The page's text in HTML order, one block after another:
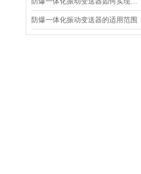
防爆一体化振动变送器的适用范围